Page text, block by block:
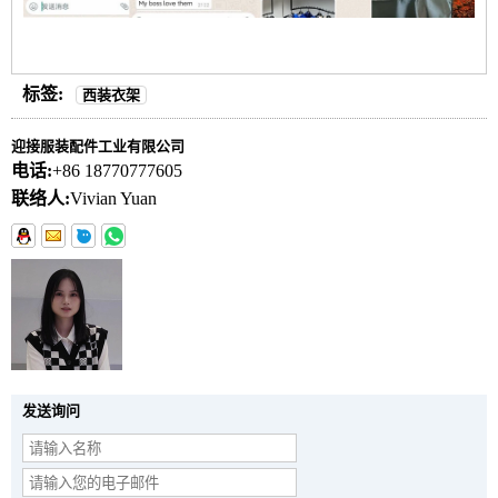
标签: 西装衣架
迎接服装配件工业有限公司
电话:+86 18770777605
联络人:Vivian Yuan
发送询问